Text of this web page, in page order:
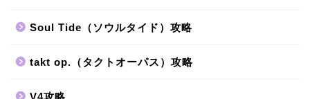
Soul Tide（ソウルタイド）攻略
takt op.（タクトオーパス）攻略